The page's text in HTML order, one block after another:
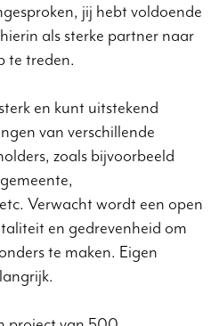
jij hebt voldoende
als sterke partner naar
te treden.
en kunt uitstekend
van verschillende
zoals bijvoorbeeld
Verwacht wordt een open
en gedrevenheid om
te maken. Eigen